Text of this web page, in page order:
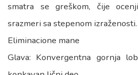
smatra se greškom, čije
srazmeri sa stepenom izraženosti.
Eliminacione mane
Glava: Konvergentna gornja